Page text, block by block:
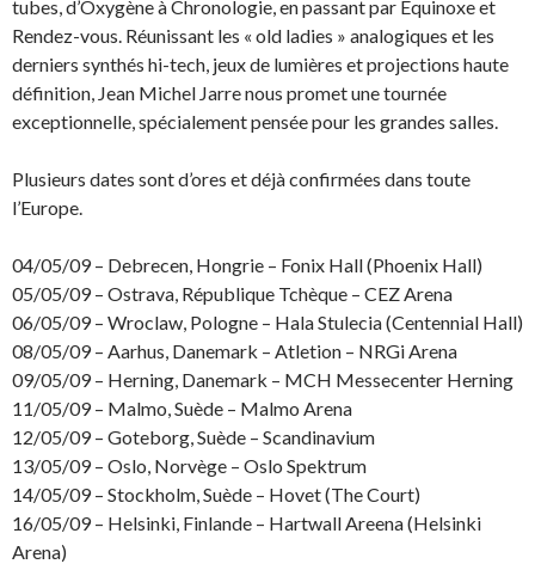
tubes, d’Oxygène à Chronologie, en passant par Equinoxe et
Rendez-vous. Réunissant les « old ladies » analogiques et les
derniers synthés hi-tech, jeux de lumières et projections haute
définition, Jean Michel Jarre nous promet une tournée
exceptionnelle, spécialement pensée pour les grandes salles.
Plusieurs dates sont d’ores et déjà confirmées dans toute
l’Europe.
04/05/09 – Debrecen, Hongrie – Fonix Hall (Phoenix Hall)
05/05/09 – Ostrava, République Tchèque – CEZ Arena
06/05/09 – Wroclaw, Pologne – Hala Stulecia (Centennial Hall)
08/05/09 – Aarhus, Danemark – Atletion – NRGi Arena
09/05/09 – Herning, Danemark – MCH Messecenter Herning
11/05/09 – Malmo, Suède – Malmo Arena
12/05/09 – Goteborg, Suède – Scandinavium
13/05/09 – Oslo, Norvège – Oslo Spektrum
14/05/09 – Stockholm, Suède – Hovet (The Court)
16/05/09 – Helsinki, Finlande – Hartwall Areena (Helsinki
Arena)